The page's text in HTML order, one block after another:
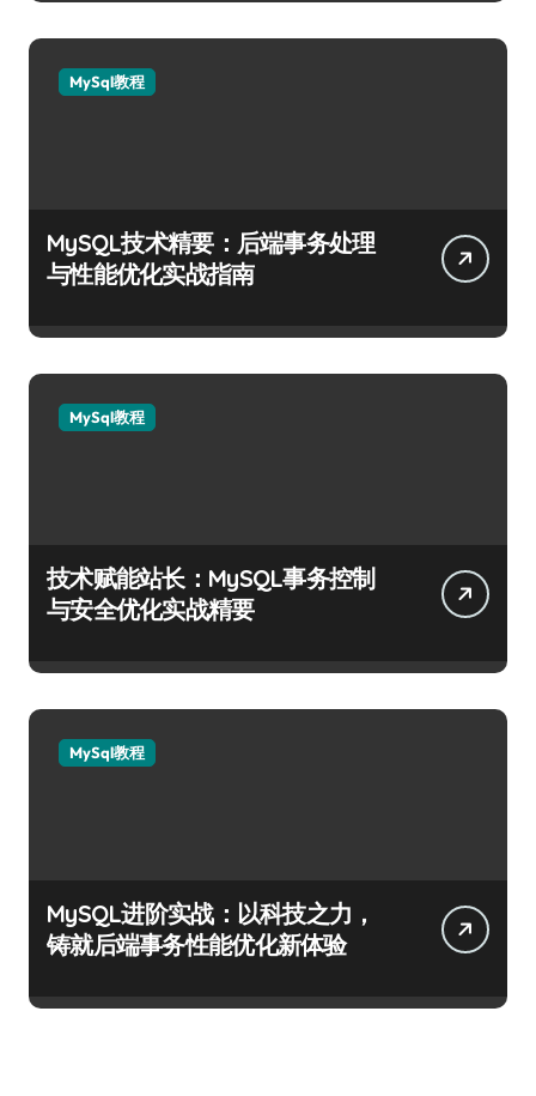
MySql教程
MySQL技术精要：后端事务处理
与性能优化实战指南
MySql教程
技术赋能站长：MySQL事务控制
与安全优化实战精要
MySql教程
MySQL进阶实战：以科技之力，
铸就后端事务性能优化新体验